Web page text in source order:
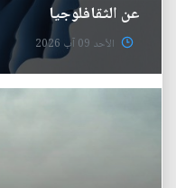
عن الثقافلوجيا
الأحد 09 آب 2026